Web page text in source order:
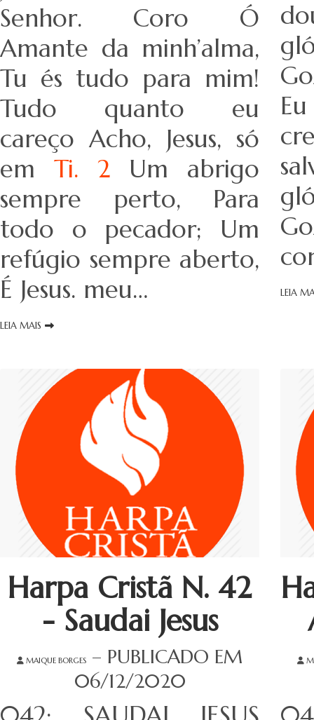
Senhor. Coro Ó
Amante da minh’alma,
Tu és tudo para mim!
Tudo quanto eu
careço Acho, Jesus, só
em Ti. 2 Um abrigo
sempre perto, Para
todo o pecador; Um
refúgio sempre aberto,
É Jesus. meu…
LEIA MAIS
LEIA
Harpa Cristã N. 42
- Saudai Jesus
MAIQUE BORGES
– PUBLICADO EM
06/12/2020